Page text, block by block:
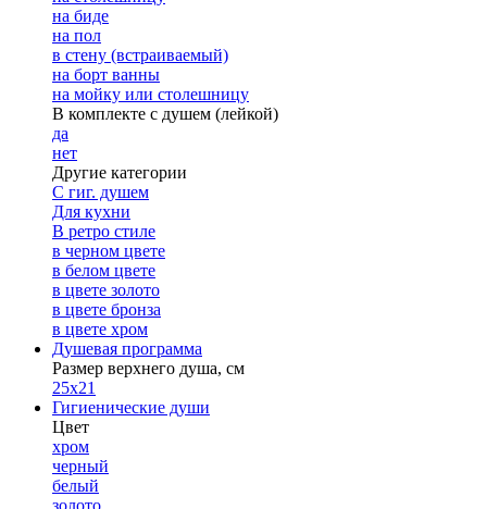
на биде
на пол
в стену (встраиваемый)
на борт ванны
на мойку или столешницу
В комплекте с душем (лейкой)
да
нет
Другие категории
С гиг. душем
Для кухни
В ретро стиле
в черном цвете
в белом цвете
в цвете золото
в цвете бронза
в цвете хром
Душевая программа
Размер верхнего душа, см
25х21
Гигиенические души
Цвет
хром
черный
белый
золото